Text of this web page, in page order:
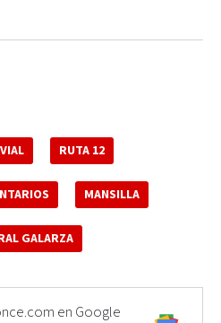
RUTA 12
MANSILLA
GALARZA
en Google